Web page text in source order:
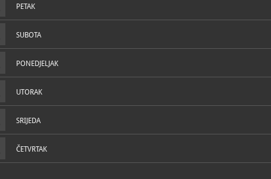
PETAK
SUBOTA
PONEDJELJAK
UTORAK
SRIJEDA
ČETVRTAK